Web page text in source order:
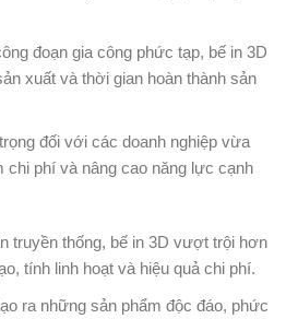
đoạn gia công phức tạp, bế in 3D
xuất và thời gian hoàn thành sản
đối với các doanh nghiệp vừa
chi phí và nâng cao năng lực cạnh
truyền thống, bế in 3D vượt trội hơn
tính linh hoạt và hiệu quả chi phí.
ra những sản phẩm độc đáo, phức